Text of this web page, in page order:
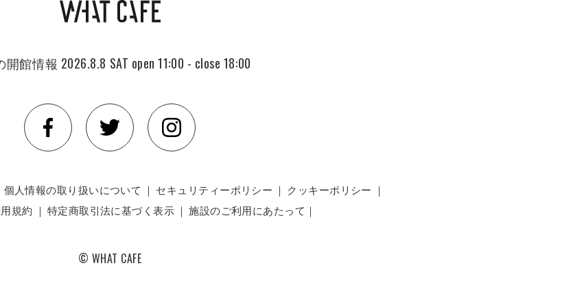
開館情報 2026.8.8 SAT open 11:00 - close 18:00
個人情報の取り扱いについて ｜ セキュリティーポリシー ｜ クッキーポリシー ｜
規約 ｜ 特定商取引法に基づく表示 ｜施設のご利用にあたって ｜
© WHAT CAFE